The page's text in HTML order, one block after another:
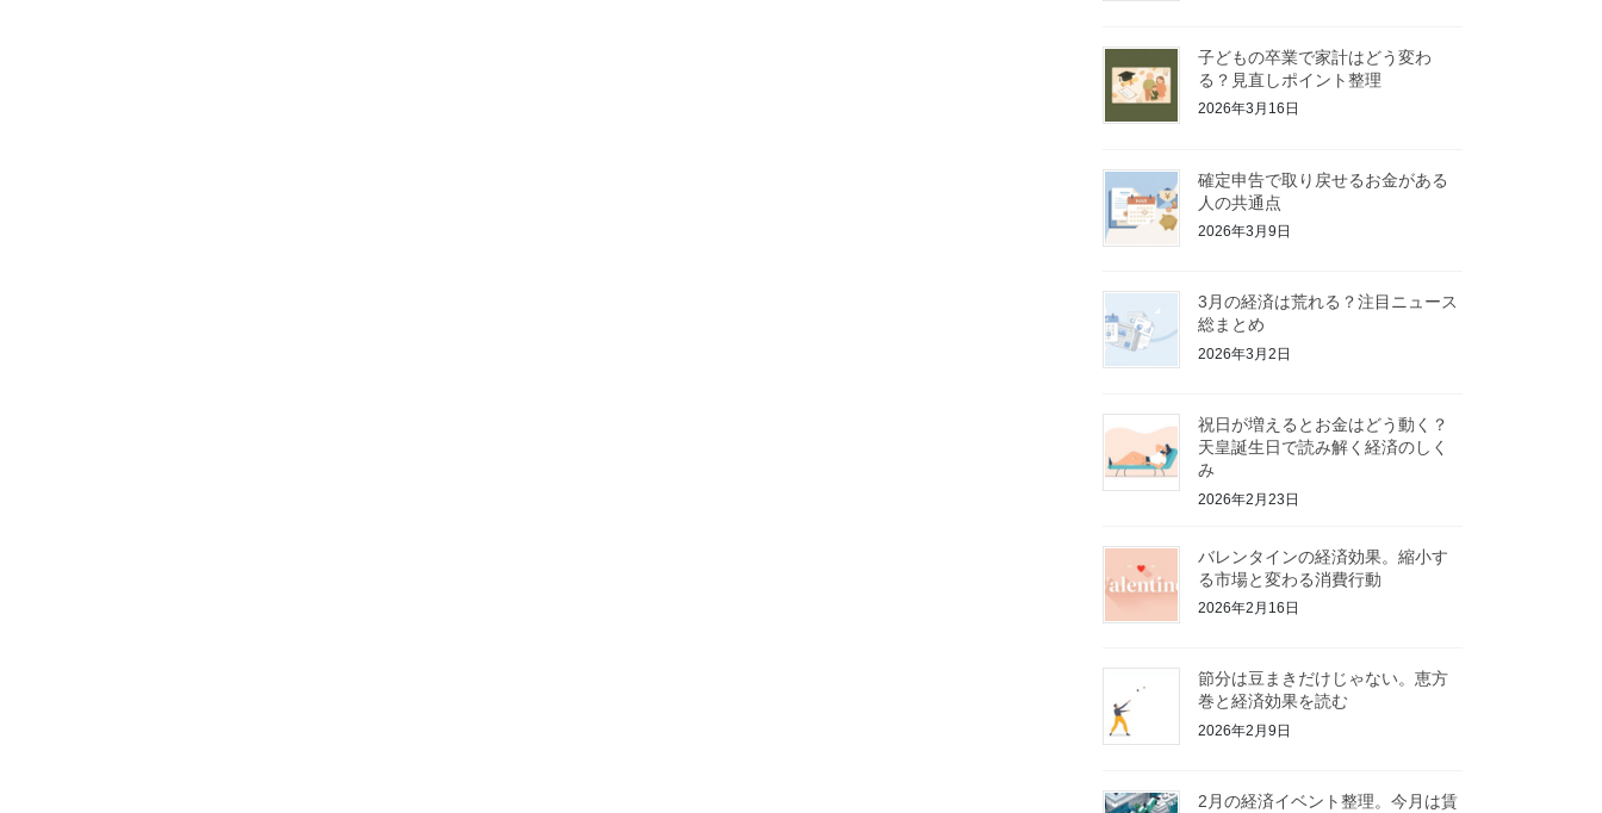
子どもの卒業で家計はどう変わ
る？見直しポイント整理
2026年3月16日
確定申告で取り戻せるお金がある
人の共通点
2026年3月9日
3月の経済は荒れる？注目ニュース
総まとめ
2026年3月2日
祝日が増えるとお金はどう動く？
天皇誕生日で読み解く経済のしく
み
2026年2月23日
バレンタインの経済効果。縮小す
る市場と変わる消費行動
2026年2月16日
節分は豆まきだけじゃない。恵方
巻と経済効果を読む
2026年2月9日
2月の経済イベント整理。今月は賃